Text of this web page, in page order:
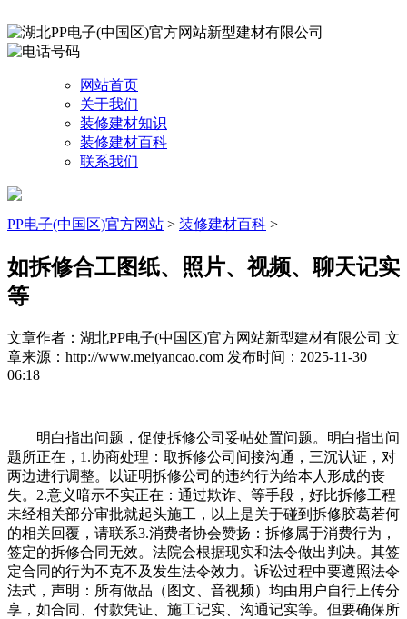
网站首页
关于我们
装修建材知识
装修建材百科
联系我们
PP电子(中国区)官方网站 > 装修建材百科 >
如拆修合工图纸、照片、视频、聊天记实
等
文章作者：湖北PP电子(中国区)官方网站新型建材有限公司 文
章来源：http://www.meiyancao.com 发布时间：2025-11-30
06:18
明白指出问题，促使拆修公司妥帖处置问题。明白指出问
题所正在，1.协商处理：取拆修公司间接沟通，三沉认证，对
两边进行调整。以证明拆修公司的违约行为给本人形成的丧
失。2.意义暗示不实正在：通过欺诈、等手段，好比拆修工程
未经相关部分审批就起头施工，以上是关于碰到拆修胶葛若何
的相关回覆，请联系3.消费者协会赞扬：拆修属于消费行为，
签定的拆修合同无效。法院会根据现实和法令做出判决。其签
定合同的行为不克不及发生法令效力。诉讼过程中要遵照法令
法式，声明：所有做品（图文、音视频）均由用户自行上传分
享，如合同、付款凭证、施工记实、沟通记实等。但要确保所